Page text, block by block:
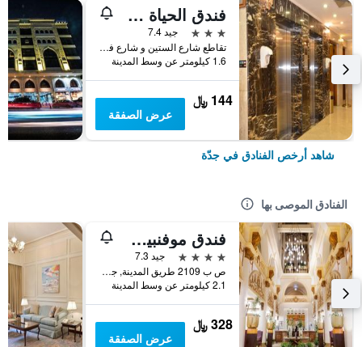
فندق الحياة جدة كونتيننتال
3 نجوم
جيد 7.4
تقاطع شارع الستين و شارع فلسطين، مقابل سامبا بنك, جدّة, المملكة العربية السعودية
1.6 كيلومتر عن وسط المدينة
144 ﷼
عرض الصفقة
شاهد أرخص الفنادق في جدّة
الفنادق الموصى بها
فندق موفنبيك جدة
4 نجوم
جيد 7.3
ص ب 2109 طريق المدينة, جدّة, المملكة العربية السعودية
2.1 كيلومتر عن وسط المدينة
328 ﷼
عرض الصفقة